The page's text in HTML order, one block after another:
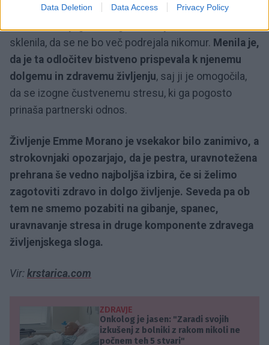
Data Deletion Data Access Privacy Policy
sklenila, da se ne bo več podrejala nikomur. Menila je,
da je ta odločitev bistveno prispevala k njenemu
dolgemu in zdravemu življenju, saj ji je omogočila,
da se izogne čustvenemu stresu, ki ga pogosto
prinaša partnerski odnos.
Življenje Emme Morano je vsekakor bilo zanimivo, a
strokovnjaki opozarjajo, da je pestra, uravnotežena
prehrana še vedno najboljša izbira, če si želimo
zagotoviti zdravo in dolgo življenje. Seveda pa ob
tem ne smemo pozabiti na gibanje, spanec,
uravnavanje stresa in druge komponente zdravega
življenjskega sloga.
Vir: krstarica.com
ZDRAVJE
Onkolog je jasen: "Zaradi svojih
izkušenj z bolniki z rakom nikoli ne
počnem teh 5 stvari"